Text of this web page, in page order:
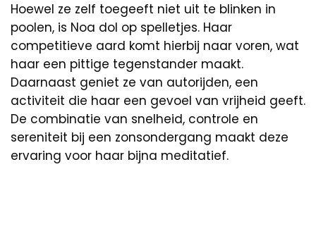
Hoewel ze zelf toegeeft niet uit te blinken in
poolen, is Noa dol op spelletjes. Haar
competitieve aard komt hierbij naar voren, wat
haar een pittige tegenstander maakt.
Daarnaast geniet ze van autorijden, een
activiteit die haar een gevoel van vrijheid geeft.
De combinatie van snelheid, controle en
sereniteit bij een zonsondergang maakt deze
ervaring voor haar bijna meditatief.